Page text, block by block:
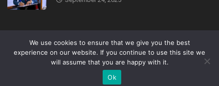
© 2019, TeleMIX Haiti- All rights reserved. Webdesign: Marc-Eden
Jeudy.
We use cookies to ensure that we give you the best
experience on our website. If you continue to use this site we
will assume that you are happy with it.
Ok